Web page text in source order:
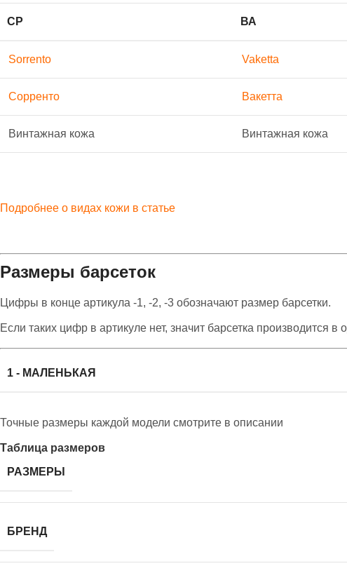
СР ВА
Sorrento Vaketta
Сорренто Вакетта
Винтажная кожа Винтажная кожа
Подробнее о видах кожи в статье
Размеры барсеток
Цифры в конце артикула -1, -2, -3 обозначают размер барсетки.
Если таких цифр в артикуле нет, значит барсетка производится в
1 - МАЛЕНЬКАЯ
Точные размеры каждой модели смотрите в описании
Таблица размеров
РАЗМЕРЫ
БРЕНД